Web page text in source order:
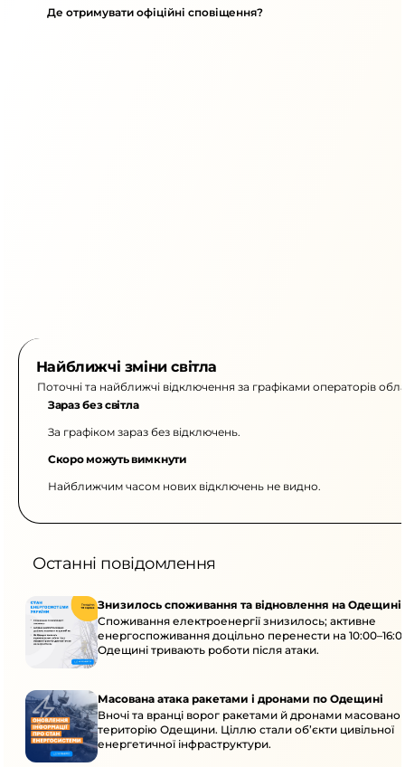
Де отримувати офіційні сповіщення?
Найближчі зміни світла
Поточні та найближчі відключення за графіками операторів
Зараз без світла
За графіком зараз без відключень.
Скоро можуть вимкнути
Найближчим часом нових відключень не видно.
Останні повідомлення
Знизилось споживання та відновлення на Одещині
Споживання електроенергії знизилось; активне
енергоспоживання доцільно перенести на
Одещині тривають роботи після атаки.
Масована атака ракетами і дронами по Одещині
Вночі та вранці ворог ракетами й дронами масовано
територію Одещини. Ціллю стали об’єкти цивільної
енергетичної інфраструктури.